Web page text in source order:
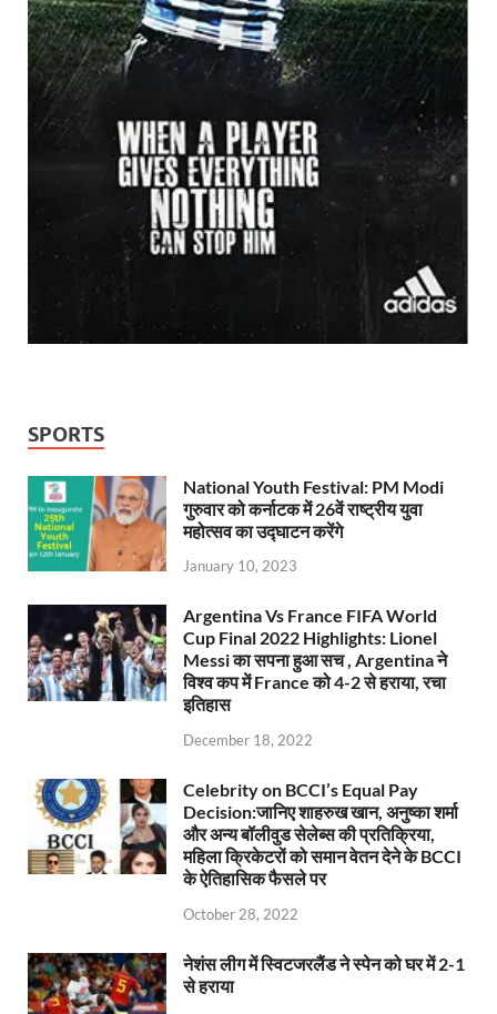
SPORTS
National Youth Festival: PM Modi
गुरुवार को कर्नाटक में 26वें राष्ट्रीय युवा
महोत्सव का उद्घाटन करेंगे
January 10, 2023
Argentina Vs France FIFA World
Cup Final 2022 Highlights: Lionel
Messi का सपना हुआ सच , Argentina ने
विश्व कप में France को 4-2 से हराया, रचा
इतिहास
December 18, 2022
Celebrity on BCCI’s Equal Pay
Decision:जानिए शाहरुख खान, अनुष्का शर्मा
और अन्य बॉलीवुड सेलेब्स की प्रतिक्रिया,
महिला क्रिकेटरों को समान वेतन देने के BCCI
के ऐतिहासिक फैसले पर
October 28, 2022
नेशंस लीग में स्विटजरलैंड ने स्पेन को घर में 2-1
से हराया